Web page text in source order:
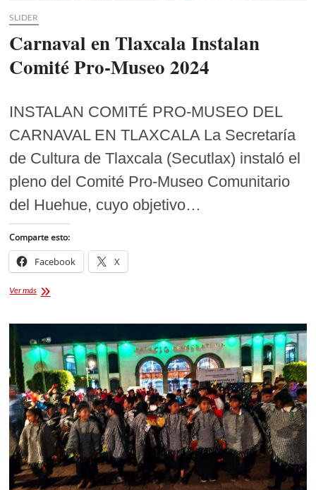
SLIDER
Carnaval en Tlaxcala Instalan
Comité Pro-Museo 2024
INSTALAN COMITÉ PRO-MUSEO DEL
CARNAVAL EN TLAXCALA La Secretaría
de Cultura de Tlaxcala (Secutlax) instaló el
pleno del Comité Pro-Museo Comunitario
del Huehue, cuyo objetivo…
Comparte esto:
Facebook X
Ver másCarnaval
Comité
Pro-
Museo
2024